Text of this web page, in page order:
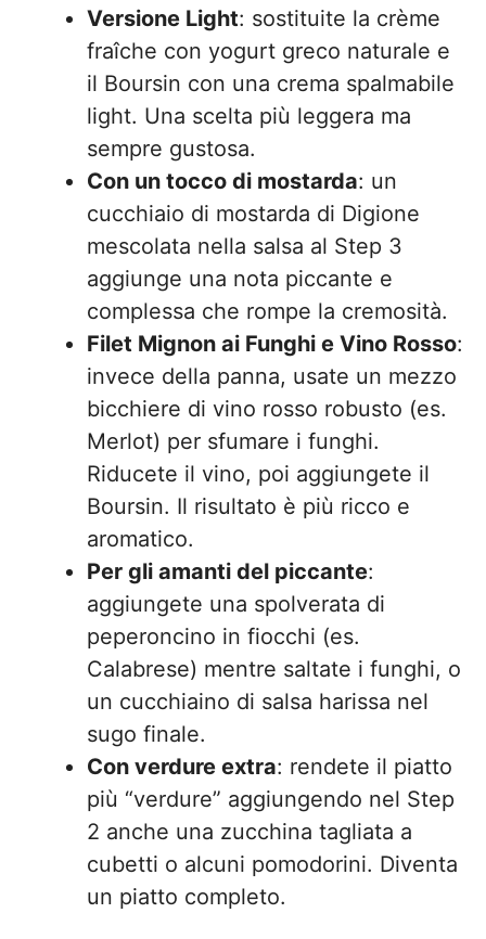
Versione Light: sostituite la crème
fraîche con yogurt greco naturale e
il Boursin con una crema spalmabile
light. Una scelta più leggera ma
sempre gustosa.
Con un tocco di mostarda: un
cucchiaio di mostarda di Digione
mescolata nella salsa al Step 3
aggiunge una nota piccante e
complessa che rompe la cremosità.
Filet Mignon ai Funghi e Vino Rosso:
invece della panna, usate un mezzo
bicchiere di vino rosso robusto (es.
Merlot) per sfumare i funghi.
Riducete il vino, poi aggiungete il
Boursin. Il risultato è più ricco e
aromatico.
Per gli amanti del piccante:
aggiungete una spolverata di
peperoncino in fiocchi (es.
Calabrese) mentre saltate i funghi, o
un cucchiaino di salsa harissa nel
sugo finale.
Con verdure extra: rendete il piatto
più “verdure” aggiungendo nel Step
2 anche una zucchina tagliata a
cubetti o alcuni pomodorini. Diventa
un piatto completo.